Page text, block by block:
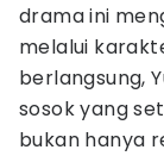
drama ini
melalui
berlangsung,
sosok yang
bukan hanya